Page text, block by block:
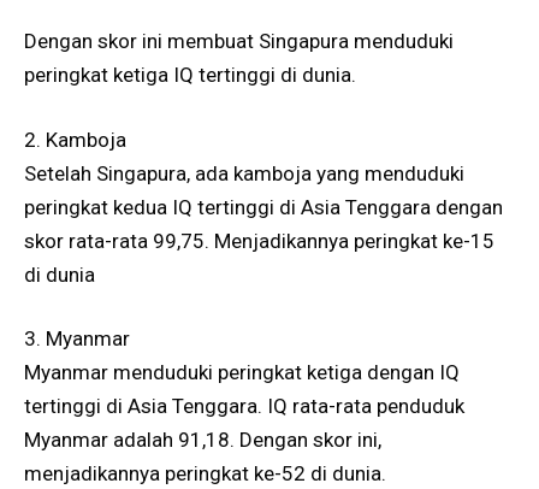
Dengan skor ini membuat Singapura menduduki
peringkat ketiga IQ tertinggi di dunia.
2. Kamboja
Setelah Singapura, ada kamboja yang menduduki
peringkat kedua IQ tertinggi di Asia Tenggara dengan
skor rata-rata 99,75. Menjadikannya peringkat ke-15
di dunia
3. Myanmar
Myanmar menduduki peringkat ketiga dengan IQ
tertinggi di Asia Tenggara. IQ rata-rata penduduk
Myanmar adalah 91,18. Dengan skor ini,
menjadikannya peringkat ke-52 di dunia.